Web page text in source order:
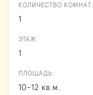
КОЛИЧЕСТВО КОМНАТ:
1
ЭТАЖ:
1
ПЛОЩАДЬ:
10-12 кв.м.